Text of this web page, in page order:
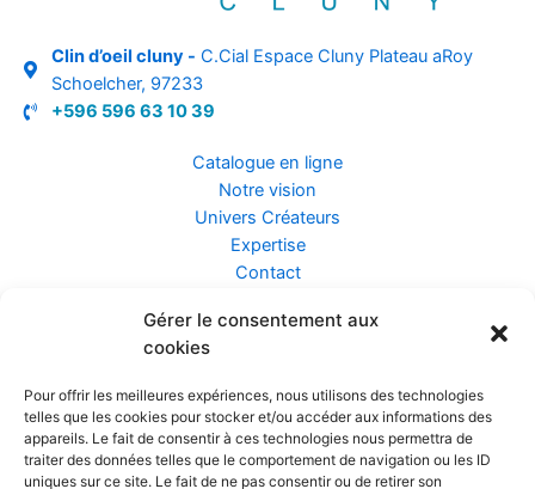
Gérer le consentement aux
cookies
Pour offrir les meilleures expériences, nous utilisons des technologies
telles que les cookies pour stocker et/ou accéder aux informations des
appareils. Le fait de consentir à ces technologies nous permettra de
traiter des données telles que le comportement de navigation ou les ID
uniques sur ce site. Le fait de ne pas consentir ou de retirer son
Clin d’oeil cluny - C.Cial Espace Cluny Plateau aRoy
Schoelcher, 97233
+596 596 63 10 39
Catalogue en ligne
Notre vision
Univers Créateurs
Expertise
Contact
Assurance ZEN
Confidentialité et Données
Conditions Générales de Vente